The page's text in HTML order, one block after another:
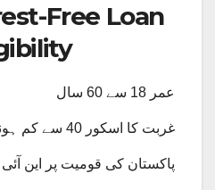
Free Loan
عمر 18 سے 60 سال
غربت کا اسکور 40 سے کم ہونا چاہیے۔
پاکستان کی قومیت پر این